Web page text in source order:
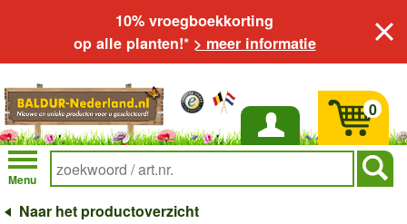
10% vroegboekkorting
op alle planten!* > meer informatie
Inloggen
Menu
0
Naar het productoverzicht